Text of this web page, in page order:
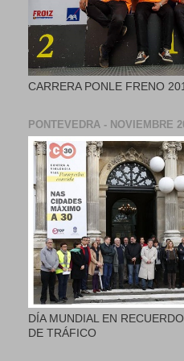
CARRERA PONLE FRENO
PONTEVEDRA - NOVIEMBRE
DÍA MUNDIAL EN
DE TRÁFICO